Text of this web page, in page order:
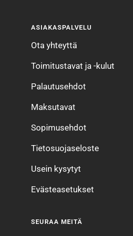
4
ASIAKASPALVELU
Ota yhteyttä
Toimitustavat ja -kulut
Palautusehdot
Maksutavat
Sopimusehdot
Tietosuojaseloste
Usein kysytyt
Evästeasetukset
SEURAA MEITÄ